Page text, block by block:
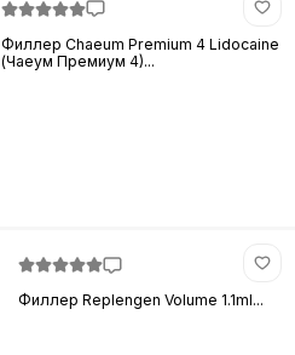
Филлер Chaeum Premium 4 Lidocaine
(Чаеум Премиум 4)...
Филлер Replengen Volume 1.1ml...